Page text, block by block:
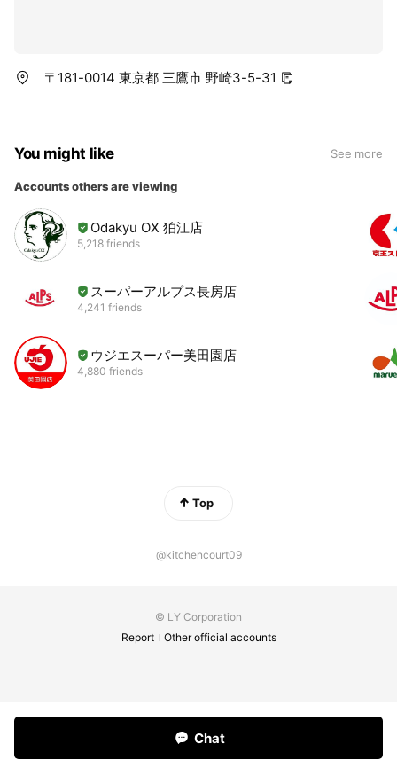
〒181-0014 東京都 三鷹市 野崎3-5-31
You might like See more
Accounts others are viewing
Odakyu OX 狛江店
5,218 friends
スーパーアルプス長房店
4,241 friends
ウジエスーパー美田園店
4,880 friends
Top
@kitchencourt09
© LY Corporation
Report
Other official accounts
Chat